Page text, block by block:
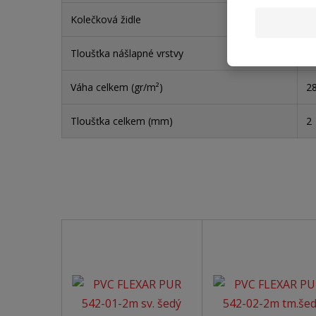
Kolečková židle
Tloušťka nášlapné vrstvy
Váha celkem (gr/m²)
Tloušťka celkem (mm) 2